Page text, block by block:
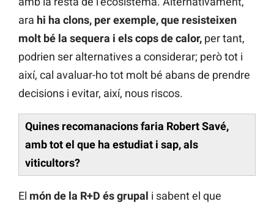
ara hi ha clons, per exemple, que resisteixen
molt bé la sequera i els cops de calor, per tant,
podrien ser alternatives a considerar; però tot i
així, cal avaluar-ho tot molt bé abans de prendre
decisions i evitar, així, nous riscos.
Quines recomanacions faria Robert Savé,
amb tot el que ha estudiat i sap, als
viticultors?
El món de la R+D és grupal i sabent el que